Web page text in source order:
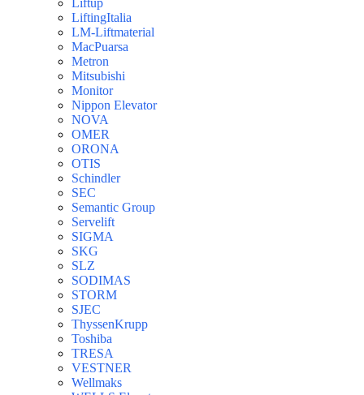
LiftingItalia
LM-Liftmaterial
MacPuarsa
Metron
Mitsubishi
Monitor
Nippon Elevator
NOVA
OMER
ORONA
OTIS
Schindler
SEC
Semantic Group
Servelift
SIGMA
SKG
SLZ
SODIMAS
STORM
SJEC
ThyssenKrupp
Toshiba
TRESA
VESTNER
Wellmaks